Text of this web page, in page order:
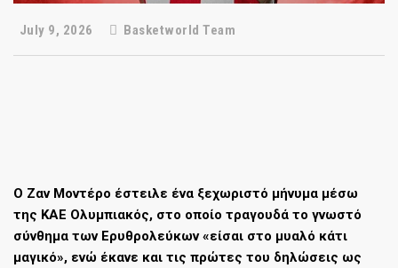
July 9, 2026 Basketworld Team
Ο Ζαν Μοντέρο έστειλε ένα ξεχωριστό μήνυμα μέσω
της ΚΑΕ Ολυμπιακός, στο οποίο τραγουδά το γνωστό
σύνθημα των Ερυθρολεύκων «είσαι στο μυαλό κάτι
μαγικό», ενώ έκανε και τις πρώτες του δηλώσεις ως